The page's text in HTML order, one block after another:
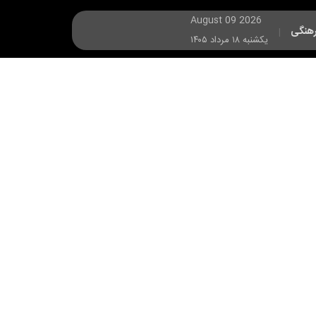
|
August 09 2026
يکشنبه ۱۸ مرداد ۱۴۰۵